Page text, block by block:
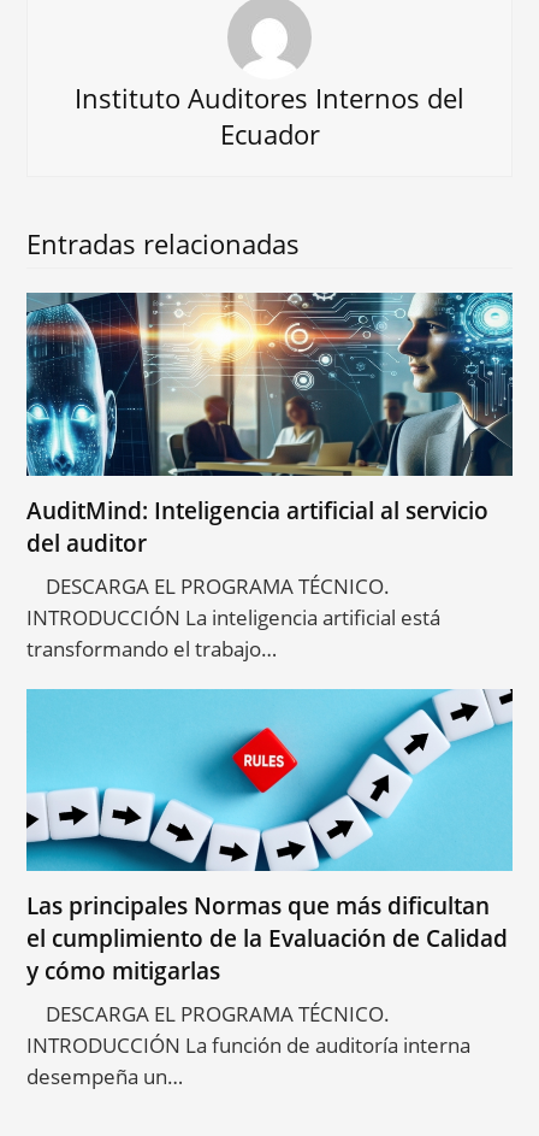
Instituto Auditores Internos del
Ecuador
Entradas relacionadas
AuditMind: Inteligencia artificial al servicio
del auditor
DESCARGA EL PROGRAMA TÉCNICO.
INTRODUCCIÓN La inteligencia artificial está
transformando el trabajo…
Las principales Normas que más dificultan
el cumplimiento de la Evaluación de Calidad
y cómo mitigarlas
DESCARGA EL PROGRAMA TÉCNICO.
INTRODUCCIÓN La función de auditoría interna
desempeña un…